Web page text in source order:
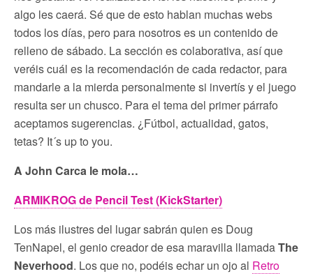
algo les caerá. Sé que de esto hablan muchas webs
todos los días, pero para nosotros es un contenido de
relleno de sábado. La sección es colaborativa, así que
veréis cuál es la recomendación de cada redactor, para
mandarle a la mierda personalmente si invertís y el juego
resulta ser un chusco. Para el tema del primer párrafo
aceptamos sugerencias. ¿Fútbol, actualidad, gatos,
tetas? It´s up to you.
A John Carca le mola…
ARMIKROG de Pencil Test (KickStarter)
Los más ilustres del lugar sabrán quien es Doug
TenNapel, el genio creador de esa maravilla llamadaThe
Neverhood. Los que no, podéis echar un ojo al Retro